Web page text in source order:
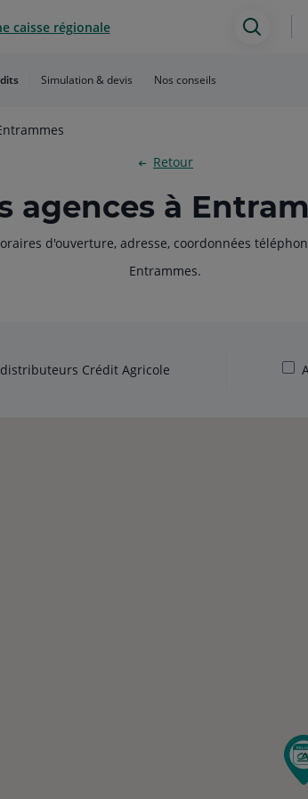
caisse régionale
Simulation & devis Nos conseils
Retour
agences à
d'ouverture, adresse, coordonnées
Entrammes.
Crédit Agricole